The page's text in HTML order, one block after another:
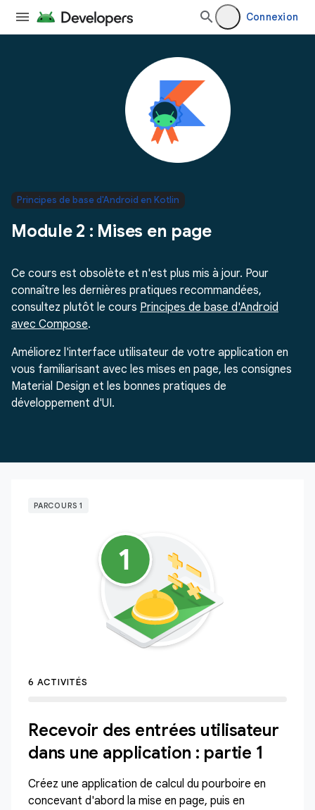
Connexion
Principes de base d'Android en Kotlin
Module 2 : Mises en page
Ce cours est obsolète et n'est plus mis à jour. Pour
connaître les dernières pratiques recommandées,
consultez plutôt le cours Principes de base d'Android
avec Compose.
Améliorez l'interface utilisateur de votre application en
vous familiarisant avec les mises en page, les consignes
Material Design et les bonnes pratiques de
développement d'UI.
PARCOURS 1
6 ACTIVITÉS
Recevoir des entrées utilisateur
dans une application : partie 1
Créez une application de calcul du pourboire en
concevant d'abord la mise en page, puis en